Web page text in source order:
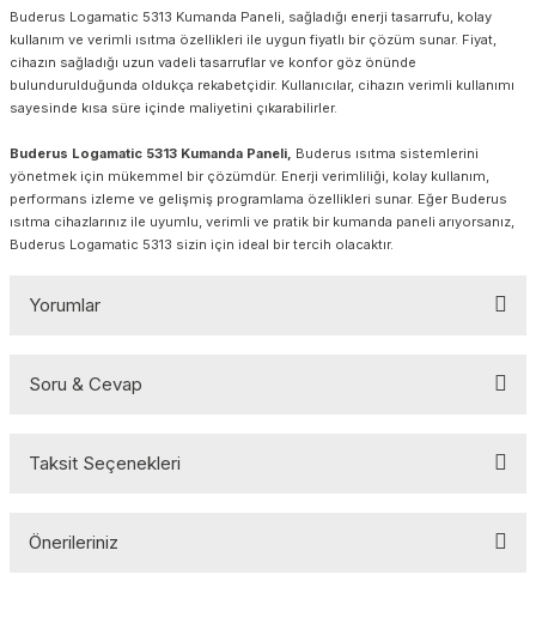
Buderus Logamatic 5313 Kumanda Paneli, sağladığı enerji tasarrufu, kolay
kullanım ve verimli ısıtma özellikleri ile uygun fiyatlı bir çözüm sunar. Fiyat,
cihazın sağladığı uzun vadeli tasarruflar ve konfor göz önünde
bulundurulduğunda oldukça rekabetçidir. Kullanıcılar, cihazın verimli kullanımı
sayesinde kısa süre içinde maliyetini çıkarabilirler.
Buderus Logamatic 5313 Kumanda Paneli, Buderus ısıtma sistemlerini
yönetmek için mükemmel bir çözümdür. Enerji verimliliği, kolay kullanım,
performans izleme ve gelişmiş programlama özellikleri sunar. Eğer Buderus
ısıtma cihazlarınız ile uyumlu, verimli ve pratik bir kumanda paneli arıyorsanız,
Buderus Logamatic 5313 sizin için ideal bir tercih olacaktır.
Yorumlar
Soru & Cevap
Taksit Seçenekleri
Önerileriniz